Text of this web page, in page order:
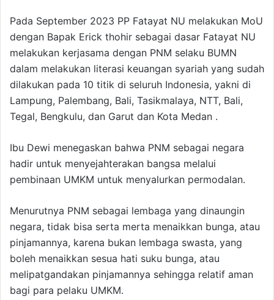
Pada September 2023 PP Fatayat NU melakukan MoU
dengan Bapak Erick thohir sebagai dasar Fatayat NU
melakukan kerjasama dengan PNM selaku BUMN
dalam melakukan literasi keuangan syariah yang sudah
dilakukan pada 10 titik di seluruh Indonesia, yakni di
Lampung, Palembang, Bali, Tasikmalaya, NTT, Bali,
Tegal, Bengkulu, dan Garut dan Kota Medan .
Ibu Dewi menegaskan bahwa PNM sebagai negara
hadir untuk menyejahterakan bangsa melalui
pembinaan UMKM untuk menyalurkan permodalan.
Menurutnya PNM sebagai lembaga yang dinaungin
negara, tidak bisa serta merta menaikkan bunga, atau
pinjamannya, karena bukan lembaga swasta, yang
boleh menaikkan sesua hati suku bunga, atau
melipatgandakan pinjamannya sehingga relatif aman
bagi para pelaku UMKM.